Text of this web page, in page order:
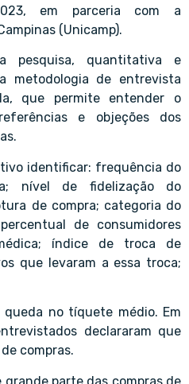
em parceria com a
(Unicamp).
pesquisa, quantitativa e
metodologia de entrevista
que permite entender o
e objeções dos
identificar: frequência do
nível de fidelização do
de compra; categoria do
de consumidores
índice de troca de
que levaram a essa troca;
queda no tíquete médio. Em
declararam que
compras.
parte das compras de